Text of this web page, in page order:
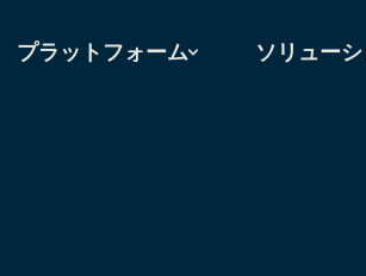
プラットフォーム ソリュー